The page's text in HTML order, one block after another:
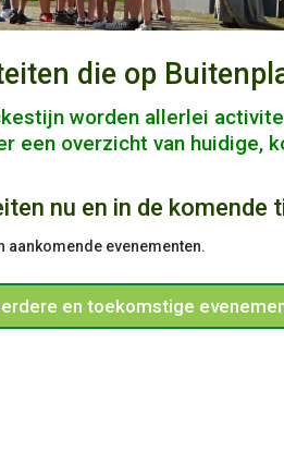
die op
worden allerlei
een overzicht van huidige,
nu en in de komende
aankomende evenementen.
en toekomstige